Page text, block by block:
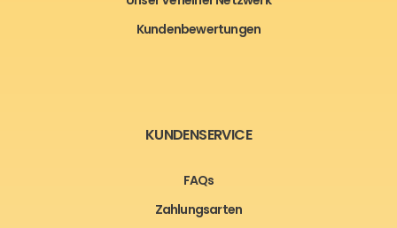
Kundenbewertungen
KUNDENSERVICE
FAQs
Zahlungsarten